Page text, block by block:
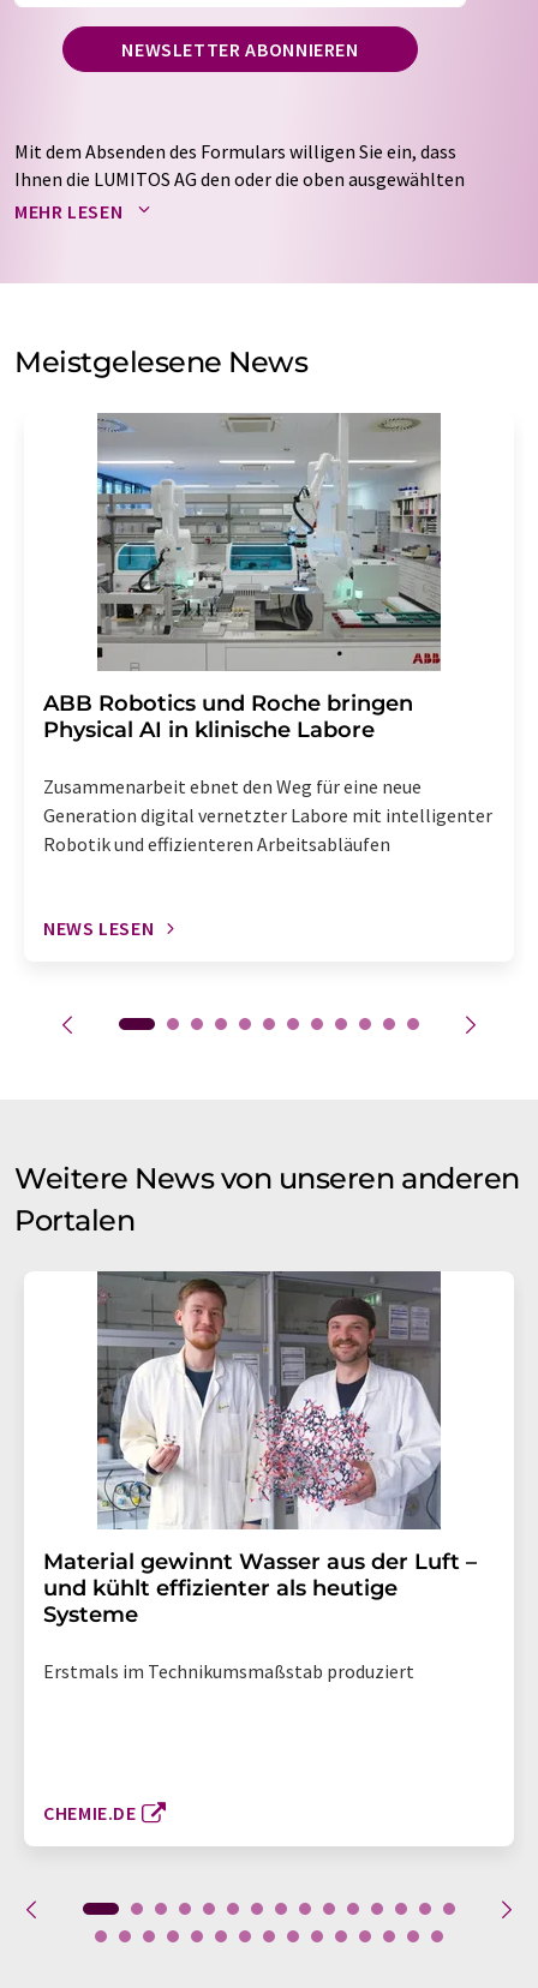
NEWSLETTER ABONNIEREN
Mit dem Absenden des Formulars willigen Sie ein, dass
Ihnen die LUMITOS AG den oder die oben ausgewählten
Newsletter per E-Mail zusendet. Ihre Daten werden
auf Basis unsererDatenschutzerklärung. LUMITOS darf
Meinungsforschung per E-Mail kontaktieren. Ihre
Einwilligung können Sie jederzeit ohne Angabe von
Str. 2, 12489 Berlin oder per E-Mail unter
widerruf@lumitos.commit Wirkung für die Zukunft
widerrufen. Zudem ist in jeder E-Mail ein Link zur
Abbestellung des entsprechenden Newsletters
enthalten.
MEHR LESEN
Meistgelesene News
​​​​​​​ABB Robotics und Roche bringen
Physical AI in klinische Labore
Zusammenarbeit ebnet den Weg für eine neue
Generation digital vernetzter Labore mit intelligenter
Robotik und effizienteren Arbeitsabläufen
NEWS LESEN
Weitere News von unseren anderen
Portalen
Material gewinnt Wasser aus der Luft –
und kühlt effizienter als heutige
Systeme
Erstmals im Technikumsmaßstab produziert
CHEMIE.DE